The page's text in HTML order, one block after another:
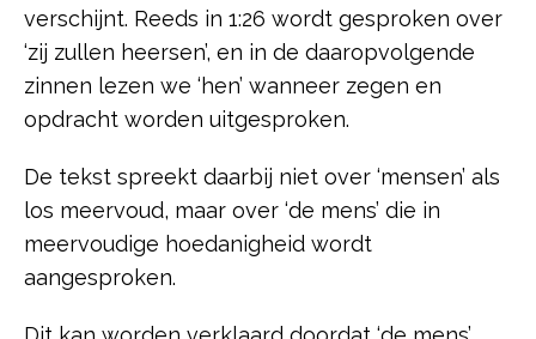
verschijnt. Reeds in 1:26 wordt gesproken over
‘zij zullen heersen’, en in de daaropvolgende
zinnen lezen we ‘hen’ wanneer zegen en
opdracht worden uitgesproken.
De tekst spreekt daarbij niet over ‘mensen’ als
los meervoud, maar over ‘de mens’ die in
meervoudige hoedanigheid wordt
aangesproken.